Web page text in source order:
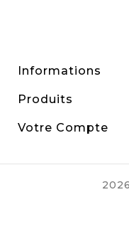
Informations
Produits
Votre Compte